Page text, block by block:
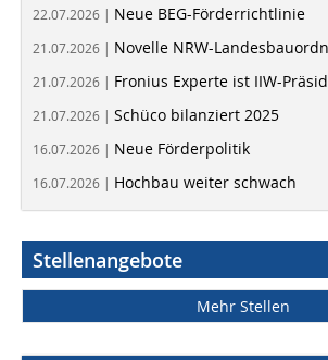
22.07.2026 | Neue BEG-Förderrichtlinie
21.07.2026 | Novelle NRW-
21.07.2026 | Fronius Experte ist IIW-
21.07.2026 | Schüco bilanziert 2025
16.07.2026 | Neue Förderpolitik
16.07.2026 | Hochbau weiter schwach
Stellenangebote
Mehr Stellen